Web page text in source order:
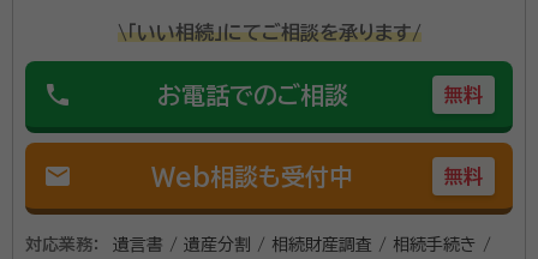
\「いい相続」にてご相談を承ります/
phone お電話でのご相談 無料
mail Web相談も受付中 無料
対応業務：
遺言書 / 遺産分割 / 相続財産調査 / 相続手続き /